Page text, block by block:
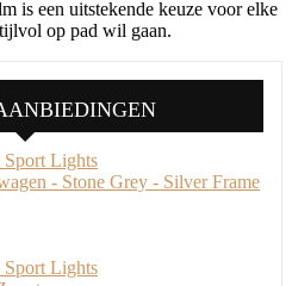
is een uitstekende keuze voor elke
op pad wil gaan.
- Stone Grey - Silver Frame